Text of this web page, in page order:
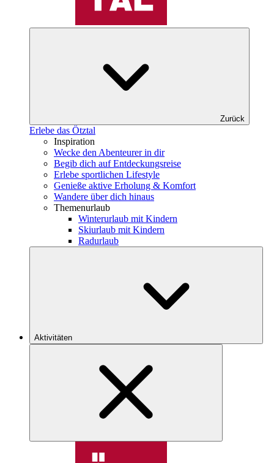
Zurück
Erlebe das Ötztal
Inspiration
Wecke den Abenteurer in dir
Begib dich auf Entdeckungsreise
Erlebe sportlichen Lifestyle
Genieße aktive Erholung & Komfort
Wandere über dich hinaus
Themenurlaub
Winterurlaub mit Kindern
Skiurlaub mit Kindern
Radurlaub
Aktivitäten